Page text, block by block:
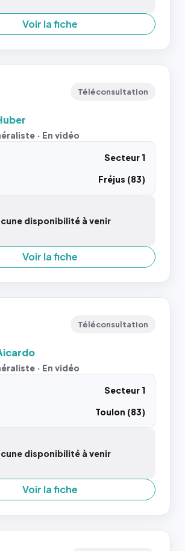
Voir la fiche
Téléconsultation
· En vidéo
Secteur 1
Fréjus (83)
disponibilité à venir
Voir la fiche
Téléconsultation
· En vidéo
Secteur 1
Toulon (83)
disponibilité à venir
Voir la fiche